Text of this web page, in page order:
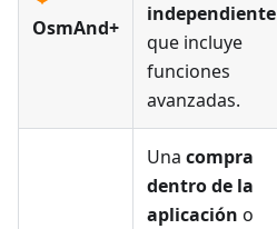
OsmAnd+
independiente
que incluye
funciones
avanzadas.
Una compra
dentro de la
aplicación o